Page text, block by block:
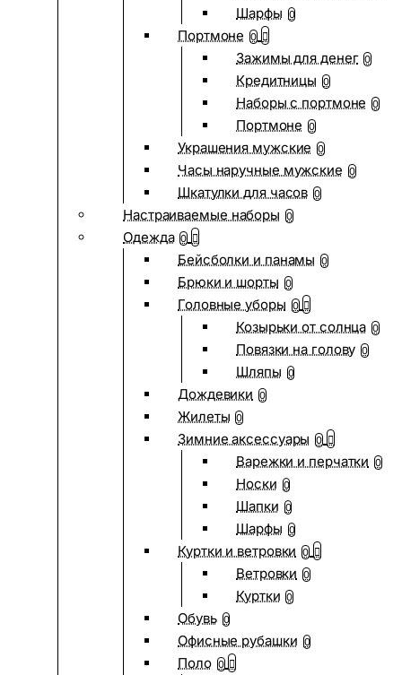
Шарфы 0
Портмоне 0
Зажимы для денег 0
Кредитницы 0
Наборы с портмоне 0
Портмоне 0
Украшения мужские 0
Часы наручные мужские 0
Шкатулки для часов 0
Настраиваемые наборы 0
Одежда 0
Бейсболки и панамы 0
Брюки и шорты 0
Головные уборы 0
Козырьки от солнца 0
Повязки на голову 0
Шляпы 0
Дождевики 0
Жилеты 0
Зимние аксессуары 0
Варежки и перчатки 0
Носки 0
Шапки 0
Шарфы 0
Куртки и ветровки 0
Ветровки 0
Куртки 0
Обувь 0
Офисные рубашки 0
Поло 0